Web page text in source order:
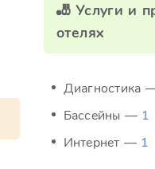
🎳 Услуги и
отелях
Диагностика
Бассейны — 1
Интернет — 1